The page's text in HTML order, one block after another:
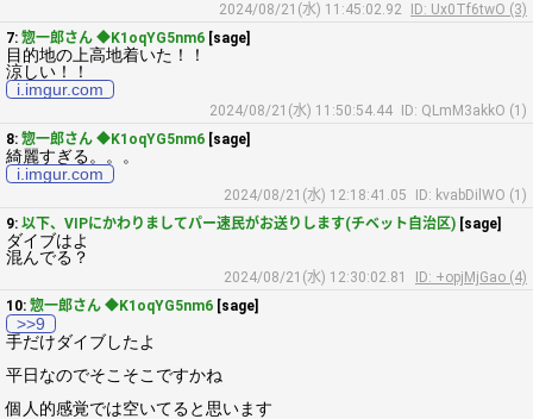
2024/08/21(水) 11:45:02.92
ID: Ux0Tf6twO (3)
7: 惣一郎さん ◆K1oqYG5nm6 [sage]
目的地の上高地着いた！！
涼しい！！
i.imgur.com
2024/08/21(水) 11:50:54.44
ID: QLmM3akkO (1)
8: 惣一郎さん ◆K1oqYG5nm6 [sage]
綺麗すぎる。。。
i.imgur.com
2024/08/21(水) 12:18:41.05
ID: kvabDilWO (1)
9: 以下、VIPにかわりましてパー速民がお送りします(チベット自治区) [sage]
ダイブはよ
混んでる？
2024/08/21(水) 12:30:02.81
ID: +opjMjGao (4)
10: 惣一郎さん ◆K1oqYG5nm6 [sage]
>>9
手だけダイブしたよ
平日なのでそこそこですかね
個人的感覚では空いてると思います